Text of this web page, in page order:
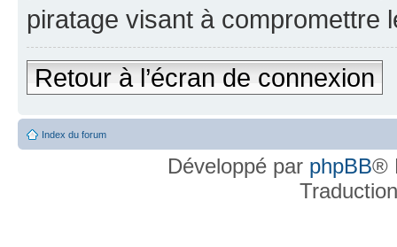
piratage visant à compromettre
Retour à l’écran de connexion
Index du forum
Développé par phpBB®